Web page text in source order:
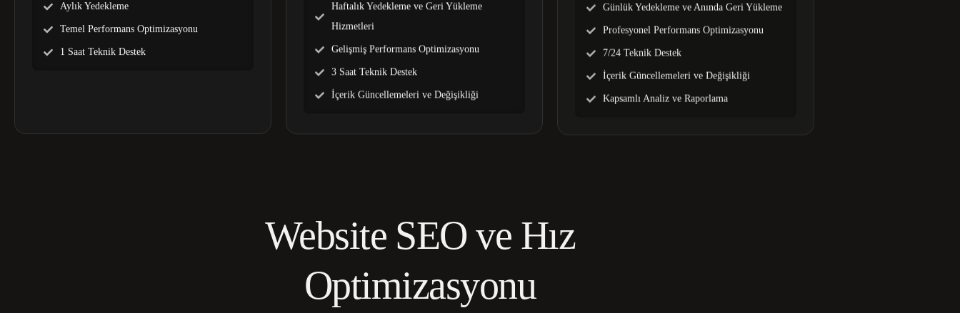
Aylık Yedekleme
Temel Performans Optimizasyonu
1 Saat Teknik Destek
Haftalık Yedekleme ve Geri Yükleme
Hizmetleri
Gelişmiş Performans Optimizasyonu
3 Saat Teknik Destek
İçerik Güncellemeleri ve Değişikliği
Günlük Yedekleme ve Anında Geri Yükleme
Profesyonel Performans Optimizasyonu
7/24 Teknik Destek
İçerik Güncellemeleri ve Değişikliği​
Kapsamlı Analiz ve Raporlama
Website SEO ve Hız
Optimizasyonu